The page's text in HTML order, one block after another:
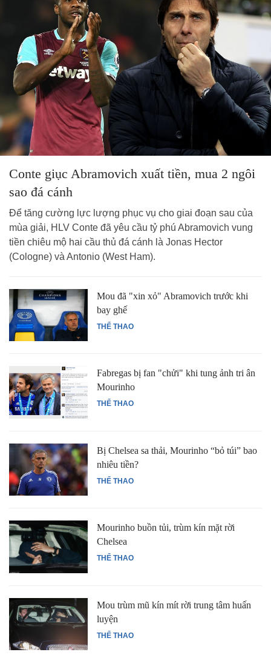
Conte giục Abramovich xuất tiền, mua 2 ngôi
sao đá cánh
Để tăng cường lực lượng phục vụ cho giai đoạn sau của
mùa giải, HLV Conte đã yêu cầu tỷ phú Abramovich vung
tiền chiêu mộ hai cầu thủ đá cánh là Jonas Hector
(Cologne) và Antonio (West Ham).
THỂ THAO
Mou đã "xin xỏ" Abramovich trước khi
bay ghế
THỂ THAO
Fabregas bị fan "chửi" khi tung ảnh tri ân
Mourinho
THỂ THAO
Bị Chelsea sa thải, Mourinho “bỏ túi” bao
nhiêu tiền?
THỂ THAO
Mourinho buồn tủi, trùm kín mặt rời
Chelsea
THỂ THAO
Mou trùm mũ kín mít rời trung tâm huấn
luyện